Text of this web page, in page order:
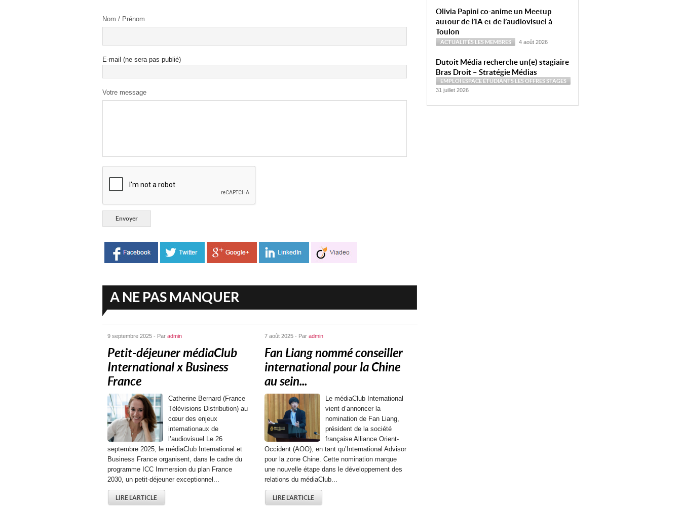
Nom / Prénom
E-mail (ne sera pas publié)
Votre message
A NE PAS MANQUER
9 septembre 2025 - Par admin
Petit-déjeuner médiaClub
International x Business
France
Catherine Bernard (France
Télévisions Distribution) au
cœur des enjeux
internationaux de
l’audiovisuel Le 26
septembre 2025, le médiaClub International et
Business France organisent, dans le cadre du
programme ICC Immersion du plan France
2030, un petit-déjeuner exceptionnel...
LIRE L'ARTICLE
7 août 2025 - Par admin
Fan Liang nommé conseiller
international pour la Chine
au sein...
Le médiaClub International
vient d’annoncer la
nomination de Fan Liang,
président de la société
française Alliance Orient-
Occident (AOO), en tant qu’International Advisor
pour la zone Chine. Cette nomination marque
une nouvelle étape dans le développement des
relations du médiaClub...
LIRE L'ARTICLE
Olivia Papini co-anime un Meetup
autour de l’IA et de l’audiovisuel à
Toulon
ACTUALITÉS LES MEMBRES 4 août 2026
Dutoit Média recherche un(e) stagiaire
Bras Droit – Stratégie Médias
EMPLOI ESPACE ÉTUDIANTS LES OFFRESSTAGES
31 juillet 2026